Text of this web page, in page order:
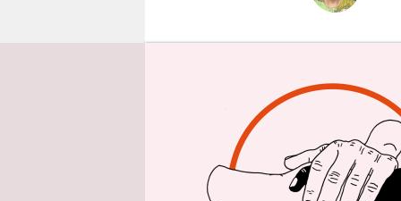
die
Strecke,
auf
britischen
„Lunatic